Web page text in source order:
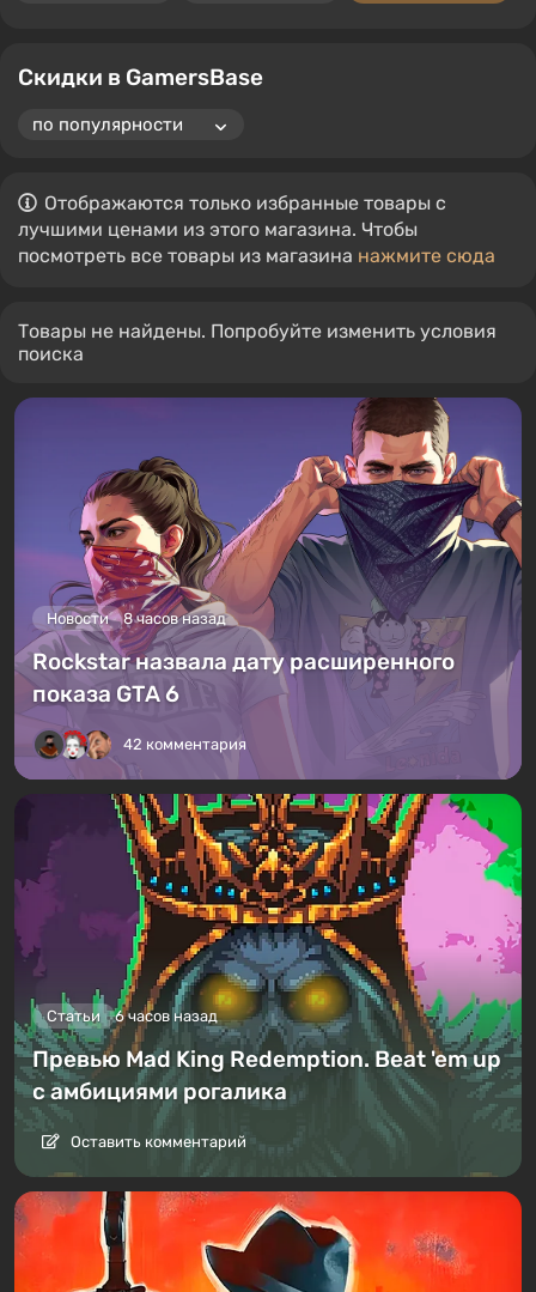
Скидки в GamersBase
Отображаются только избранные товары с
лучшими ценами из этого магазина. Чтобы
посмотреть все товары из магазина нажмите сюда
Товары не найдены. Попробуйте изменить условия
поиска
Новости 8 часов назад
Rockstar назвала дату расширенного
показа GTA 6
42 комментария
Статьи 6 часов назад
Превью Mad King Redemption. Beat 'em up
с амбициями рогалика
Оставить комментарий